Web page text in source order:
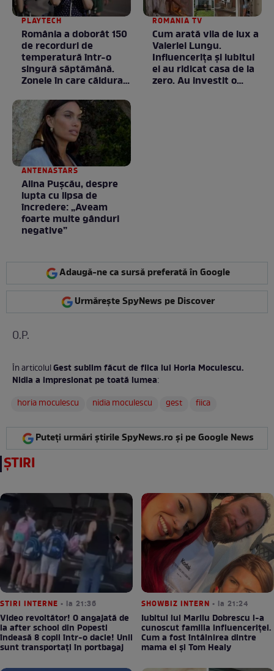
PLAYTECH
România a doborât 150
de recorduri de
temperatură într-o
singură săptămână.
Zonele în care căldura a
neobișnuite
ROMANIA TV
Cum arată vila de lux a
Valeriei Lungu.
Influencerița și iubitul
ei au ridicat casa de la
zero. Au investit o
ANTENASTARS
Alina Pușcău, despre
lupta cu lipsa de
încredere: „Aveam
foarte multe gânduri
negative”
Adaugă-ne ca sursă preferată în Google
Urmărește SpyNews pe Discover
O.P.
În articolulGest sublim făcut de fiica lui Horia Moculescu.
Nidia a impresionat pe toată lumea:
horia moculescu
nidia moculescu gest fiica
Puteți urmări știrile SpyNews.ro și pe Google News
ȘTIRI
STIRI INTERNE • la 21:36
Video revoltător! O angajată de
la after school din Popesti
îndeasă 8 copii într-o dacie! Unii
sunt transportați în portbagaj
SHOWBIZ INTERN • la 21:24
Iubitul lui Marilu Dobrescu i-a
cunoscut familia influenceriței.
Cum a fost întâlnirea dintre
mama ei și Tom Healy